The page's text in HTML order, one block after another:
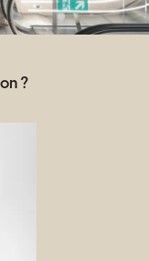
?